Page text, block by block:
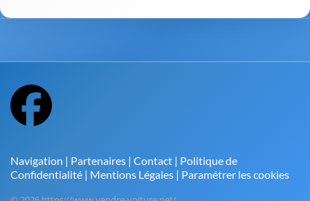
Navigation | Partenaires | Contact | Politique de
Confidentialité | Mentions Légales | Paramétrer les cookies